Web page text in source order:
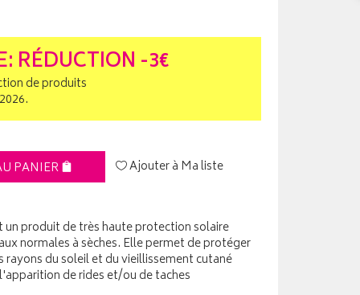
RÉDUCTION -3€
de produits
PANIER Ajouter à Ma liste
un produit de très haute protection solaire
normales à sèches. Elle permet de protéger
du soleil et du vieillissement cutané
de rides et/ou de taches